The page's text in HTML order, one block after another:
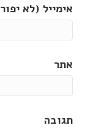
אימייל (לא
אתר
תגובה